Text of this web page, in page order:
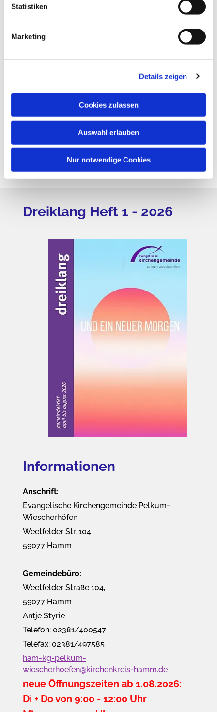
Statistiken
Marketing
Details zeigen
Cookies zulassen
Auswahl erlauben
Nur notwendige Cookies
Dreiklang Heft 1 - 2026
Informationen
Anschrift:
Evangelische Kirchengemeinde Pelkum-
Wiescherhöfen
Weetfelder Str. 104
59077 Hamm
Gemeindebüro:
Weetfelder Straße 104,
59077 Hamm
Antje Styrie
Telefon: 02381/400547
Telefax: 02381/497585
ham-kg-pelkum-
wiescherhoefen@kirchenkreis-hamm.de
neue Öffnungszeiten ab 1.08.2026:
Di + Do von 9:00 - 12:00 Uhr